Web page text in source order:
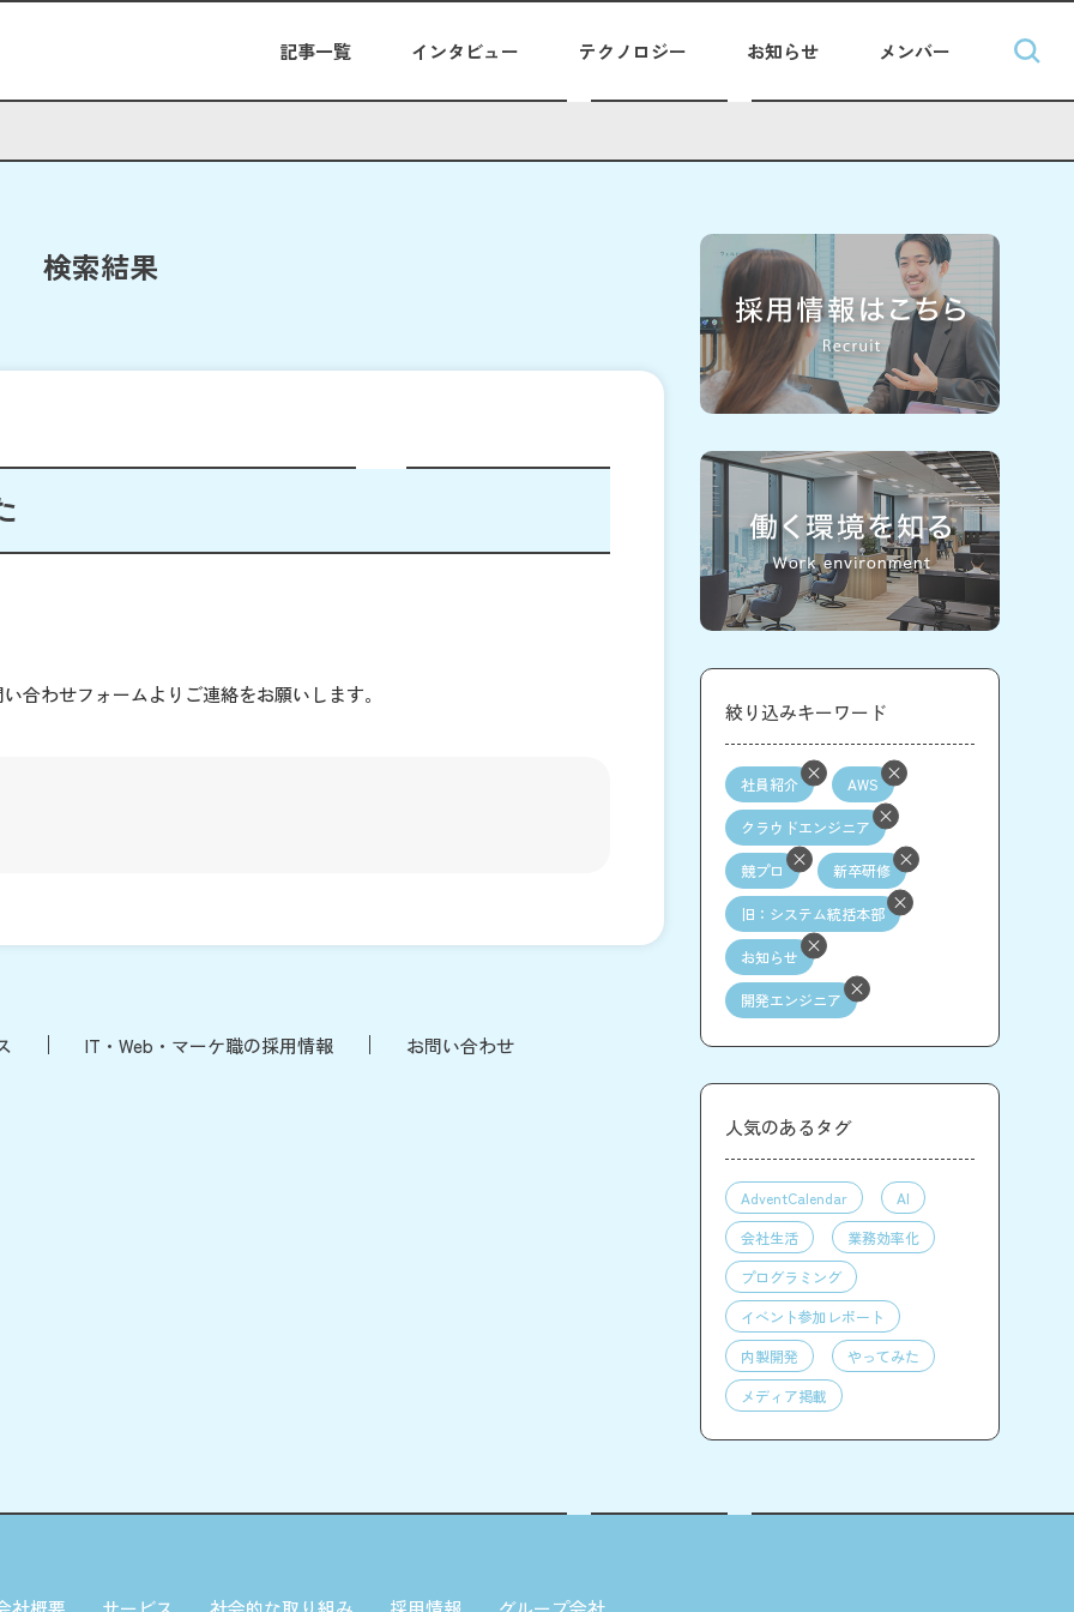
記事一覧 インタビュー テクノロジー お知らせ メンバー
検索結果
合わせフォームよりご連絡をお願いします。
IT・Web・マーケ職の採用情報 お問い合わせ
絞り込みキーワード
社員紹介 AWS
クラウドエンジニア
競プロ 新卒研修
旧：システム統括本部
お知らせ
開発エンジニア
人気のあるタグ
AdventCalendar
AI
会社生活
業務効率化
プログラミング
イベント参加レポート
内製開発
やってみた
メディア掲載